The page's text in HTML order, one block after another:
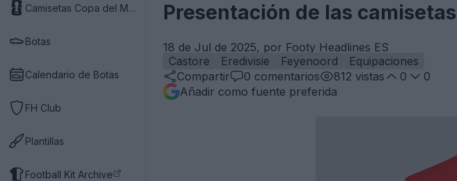
Camisetas Copa del Mundo 2026
Botas
Calendario de Botas
FH Club
Plantillas
Football Kit Archive
Presentación de las
18 de Jul de 2025, por Footy Headlines ES
Castore
Eredivisie Feyenoord
Equipaciones
Compartir
0 comentarios 812 vistas 0
0
Añadir como fuente preferida